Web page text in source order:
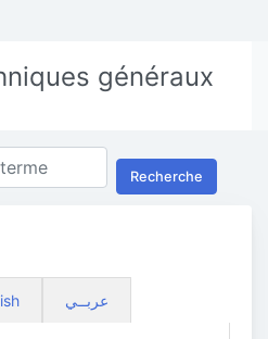
généraux
Recherche
عربــي